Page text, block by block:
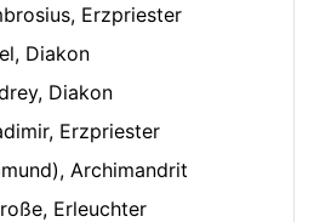
Erzpriester
Diakon
Diakon
Erzpriester
Archimandrit
Erleuchter